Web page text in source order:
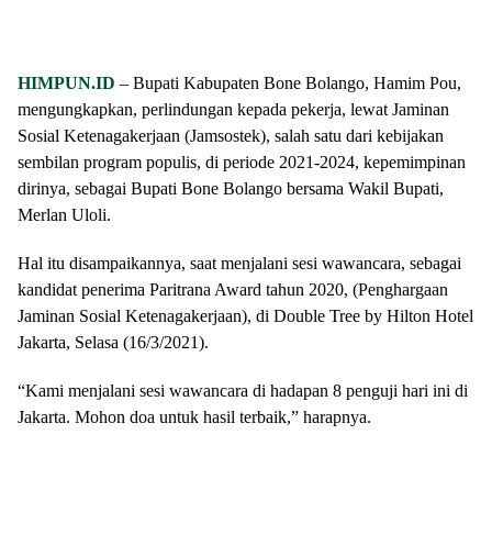
HIMPUN.ID – Bupati Kabupaten Bone Bolango, Hamim Pou,
mengungkapkan, perlindungan kepada pekerja, lewat Jaminan
Sosial Ketenagakerjaan (Jamsostek), salah satu dari kebijakan
sembilan program populis, di periode 2021-2024, kepemimpinan
dirinya, sebagai Bupati Bone Bolango bersama Wakil Bupati,
Merlan Uloli.
Hal itu disampaikannya, saat menjalani sesi wawancara, sebagai
kandidat penerima Paritrana Award tahun 2020, (Penghargaan
Jaminan Sosial Ketenagakerjaan), di Double Tree by Hilton Hotel
Jakarta, Selasa (16/3/2021).
“Kami menjalani sesi wawancara di hadapan 8 penguji hari ini di
Jakarta. Mohon doa untuk hasil terbaik,” harapnya.